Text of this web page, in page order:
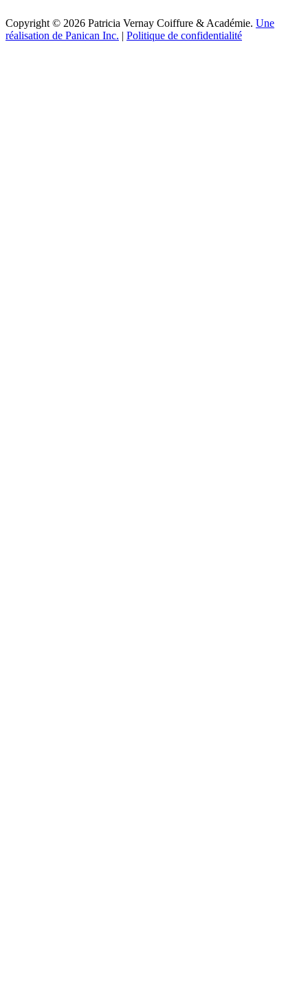
Copyright © 2026 Patricia Vernay Coiffure & Académie. Une
réalisation de Panican Inc. | Politique de confidentialité